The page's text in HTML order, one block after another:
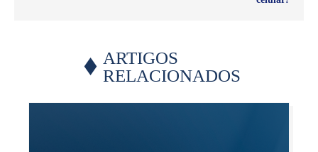
ARTIGOS
RELACIONADOS